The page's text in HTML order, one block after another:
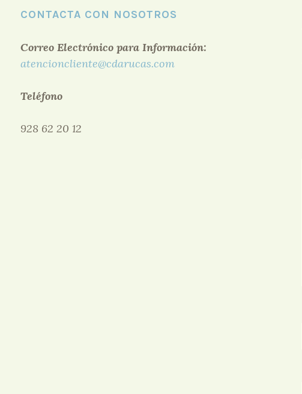
CONTACTA CON NOSOTROS
Correo Electrónico para Información:
atencioncliente@cdarucas.com
Teléfono
928 62 20 12